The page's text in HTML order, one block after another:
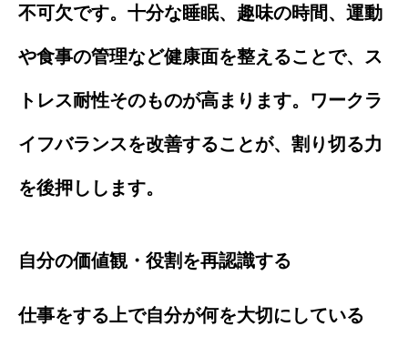
不可欠です。十分な睡眠、趣味の時間、運動
や食事の管理など健康面を整えることで、ス
トレス耐性そのものが高まります。ワークラ
イフバランスを改善することが、割り切る力
を後押しします。
自分の価値観・役割を再認識する
仕事をする上で自分が何を大切にしている